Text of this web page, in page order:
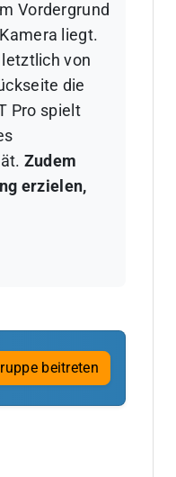
Vordergrund
liegt.
von
die
Pro spielt
Zudem
erzielen,
beitreten